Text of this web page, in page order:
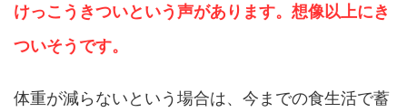
けっこうきついという声があります。想像以上にき
ついそうです。
体重が減らないという場合は、今までの食生活で蓄